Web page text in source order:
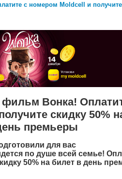
с номером Moldcell и
фильм Вонка!
скидку 50%
премьеры
для вас
по душе всей семье!
50% на билет в день